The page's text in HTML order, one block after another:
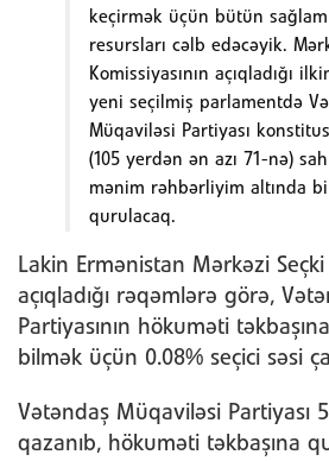
keçirmək üçün bütün
resursları cəlb edəcəyik.
Komissiyasının açıqladığı
yeni seçilmiş parlamentdə
Müqaviləsi Partiyası
(105 yerdən ən azı 71-nə)
mənim rəhbərliyim altında
qurulacaq.
Lakin Ermənistan Mərkəzi Seçki
açıqladığı rəqəmlərə görə,
Partiyasının hökuməti
bilmək üçün 0.08% seçici səsi
Vətəndaş Müqaviləsi Partiyası
qazanıb, hökuməti təkbaşına